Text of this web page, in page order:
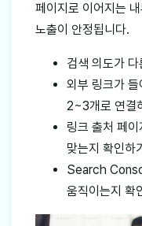
페이지로 이어지는
노출이 안정됩니다.
검색 의도가 다
외부 링크가
2~3개로 연결
링크 출처 페
맞는지 확인하기
Search
움직이는지 확